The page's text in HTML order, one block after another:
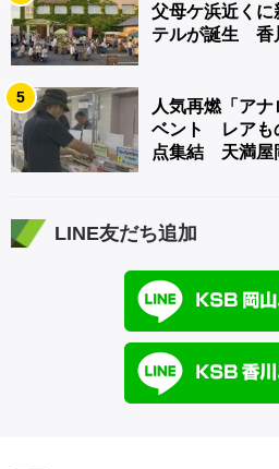
父母ケ浜近く
テルが誕生 香
5
人気再燃「ア
ベント レアも
点集結 天満屋
LINE友だち追加